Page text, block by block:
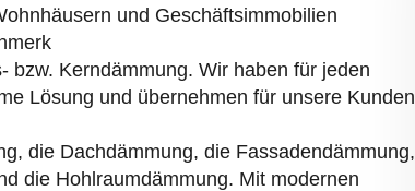
und Geschäftsimmobilien
bzw. Kerndämmung. Wir haben für jeden
Lösung und übernehmen für unsere Kunden
die Dachdämmung, die Fassadendämmung,
die Hohlraumdämmung. Mit modernen